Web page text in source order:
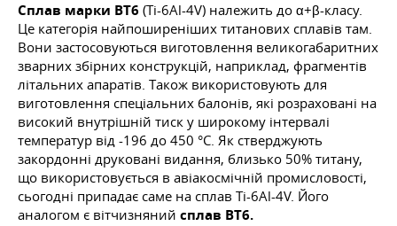
Сплав марки ВТ6 (Ti-6Al-4V) належить до α+β-класу.
Це категорія найпоширеніших титанових сплавів там.
Вони застосовуються виготовлення великогабаритних
зварних збірних конструкцій, наприклад, фрагментів
літальних апаратів. Також використовують для
виготовлення спеціальних балонів, які розраховані на
високий внутрішній тиск у широкому інтервалі
температур від -196 до 450 °C. Як стверджують
закордонні друковані видання, близько 50% титану,
що використовується в авіакосмічній промисловості,
сьогодні припадає саме на сплав Ti-6Al-4V. Його
аналогом є вітчизняний сплав ВТ6.